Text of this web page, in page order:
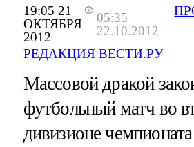
19:05 21
ОКТЯБРЯ
2012
05:35
22.10.2012
РЕДАКЦИЯ ВЕСТИ.РУ
Массовой дракой
футбольный матч во
дивизионе